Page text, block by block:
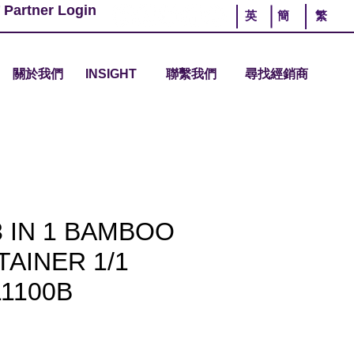
Partner Login 英 簡 繁
關於我們 INSIGHT 聯繫我們 尋找經銷商
IN 1 BAMBOO
1/1